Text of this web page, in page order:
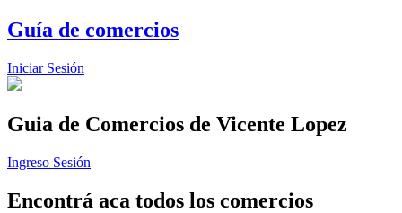
Guía de comercios
Iniciar Sesión
Guia de Comercios de Vicente Lopez
Ingreso Sesión
Encontrá aca todos los comercios